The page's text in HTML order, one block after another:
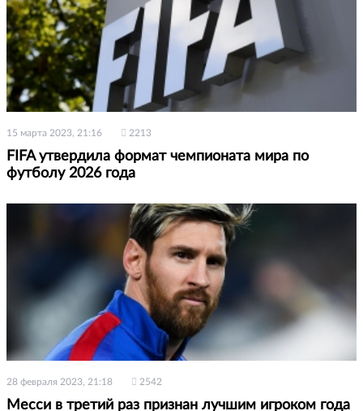
15 марта 2023, 21:16 2213
FIFA утвердила формат чемпионата мира по
футболу 2026 года
28 февраля 2023, 21:18 2542
Месси в третий раз признан лучшим игроком года